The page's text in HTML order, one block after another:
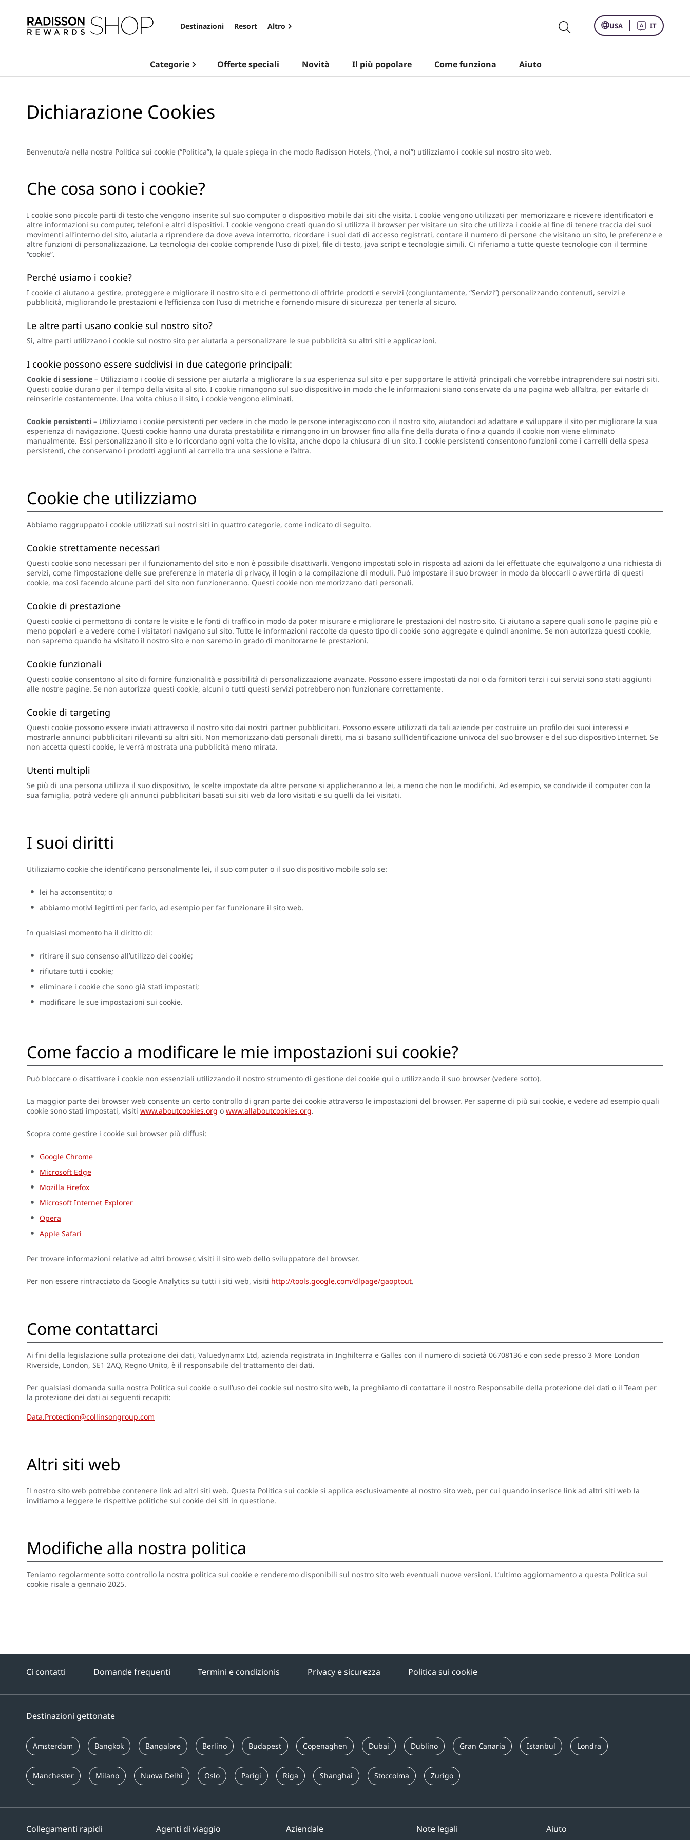
Destinazioni Resort Altro USA IT
Categorie Offerte speciali Novità Il più popolare Come funziona Aiuto
Dichiarazione Cookies
Benvenuto/a nella nostra Politica sui cookie (“Politica”), la quale spiega in che modo Radisson Hotels, (“noi, a noi”) utilizziamo i cookie sul nostro sito web.
Che cosa sono i cookie?
I cookie sono piccole parti di testo che vengono inserite sul suo computer o dispositivo mobile dai siti che visita. I cookie vengono utilizzati per memorizzare e ricevere identificatori e
altre informazioni su computer, telefoni e altri dispositivi. I cookie vengono creati quando si utilizza il browser per visitare un sito che utilizza i cookie al fine di tenere traccia dei suoi
movimenti all’interno del sito, aiutarla a riprendere da dove aveva interrotto, ricordare i suoi dati di accesso registrati, contare il numero di persone che visitano un sito, le preferenze e
altre funzioni di personalizzazione. La tecnologia dei cookie comprende l’uso di pixel, file di testo, java script e tecnologie simili. Ci riferiamo a tutte queste tecnologie con il termine
“cookie”.
Perché usiamo i cookie?
I cookie ci aiutano a gestire, proteggere e migliorare il nostro sito e ci permettono di offrirle prodotti e servizi (congiuntamente, “Servizi”) personalizzando contenuti, servizi e
pubblicità, migliorando le prestazioni e l’efficienza con l’uso di metriche e fornendo misure di sicurezza per tenerla al sicuro.
Le altre parti usano cookie sul nostro sito?
Sì, altre parti utilizzano i cookie sul nostro sito per aiutarla a personalizzare le sue pubblicità su altri siti e applicazioni.
I cookie possono essere suddivisi in due categorie principali:
Cookie di sessione – Utilizziamo i cookie di sessione per aiutarla a migliorare la sua esperienza sul sito e per supportare le attività principali che vorrebbe intraprendere sui nostri siti.
Questi cookie durano per il tempo della visita al sito. I cookie rimangono sul suo dispositivo in modo che le informazioni siano conservate da una pagina web all’altra, per evitarle di
reinserirle costantemente. Una volta chiuso il sito, i cookie vengono eliminati.
Cookie persistenti – Utilizziamo i cookie persistenti per vedere in che modo le persone interagiscono con il nostro sito, aiutandoci ad adattare e sviluppare il sito per migliorare la sua
esperienza di navigazione. Questi cookie hanno una durata prestabilita e rimangono in un browser fino alla fine della durata o fino a quando il cookie non viene eliminato
manualmente. Essi personalizzano il sito e lo ricordano ogni volta che lo visita, anche dopo la chiusura di un sito. I cookie persistenti consentono funzioni come i carrelli della spesa
persistenti, che conservano i prodotti aggiunti al carrello tra una sessione e l’altra.
Cookie che utilizziamo
Abbiamo raggruppato i cookie utilizzati sui nostri siti in quattro categorie, come indicato di seguito.
Cookie strettamente necessari
Questi cookie sono necessari per il funzionamento del sito e non è possibile disattivarli. Vengono impostati solo in risposta ad azioni da lei effettuate che equivalgono a una richiesta di
servizi, come l’impostazione delle sue preferenze in materia di privacy, il login o la compilazione di moduli. Può impostare il suo browser in modo da bloccarli o avvertirla di questi
cookie, ma così facendo alcune parti del sito non funzioneranno. Questi cookie non memorizzano dati personali.
Cookie di prestazione
Questi cookie ci permettono di contare le visite e le fonti di traffico in modo da poter misurare e migliorare le prestazioni del nostro sito. Ci aiutano a sapere quali sono le pagine più e
meno popolari e a vedere come i visitatori navigano sul sito. Tutte le informazioni raccolte da questo tipo di cookie sono aggregate e quindi anonime. Se non autorizza questi cookie,
non sapremo quando ha visitato il nostro sito e non saremo in grado di monitorarne le prestazioni.
Cookie funzionali
Questi cookie consentono al sito di fornire funzionalità e possibilità di personalizzazione avanzate. Possono essere impostati da noi o da fornitori terzi i cui servizi sono stati aggiunti
alle nostre pagine. Se non autorizza questi cookie, alcuni o tutti questi servizi potrebbero non funzionare correttamente.
Cookie di targeting
Questi cookie possono essere inviati attraverso il nostro sito dai nostri partner pubblicitari. Possono essere utilizzati da tali aziende per costruire un profilo dei suoi interessi e
mostrarle annunci pubblicitari rilevanti su altri siti. Non memorizzano dati personali diretti, ma si basano sull’identificazione univoca del suo browser e del suo dispositivo Internet. Se
non accetta questi cookie, le verrà mostrata una pubblicità meno mirata.
Utenti multipli
Se più di una persona utilizza il suo dispositivo, le scelte impostate da altre persone si applicheranno a lei, a meno che non le modifichi. Ad esempio, se condivide il computer con la
sua famiglia, potrà vedere gli annunci pubblicitari basati sui siti web da loro visitati e su quelli da lei visitati.
I suoi diritti
Utilizziamo cookie che identificano personalmente lei, il suo computer o il suo dispositivo mobile solo se:
lei ha acconsentito; o
abbiamo motivi legittimi per farlo, ad esempio per far funzionare il sito web.
In qualsiasi momento ha il diritto di:
ritirare il suo consenso all’utilizzo dei cookie;
rifiutare tutti i cookie;
eliminare i cookie che sono già stati impostati;
modificare le sue impostazioni sui cookie.
Come faccio a modificare le mie impostazioni sui cookie?
Può bloccare o disattivare i cookie non essenziali utilizzando il nostro strumento di gestione dei cookie qui o utilizzando il suo browser (vedere sotto).
La maggior parte dei browser web consente un certo controllo di gran parte dei cookie attraverso le impostazioni del browser. Per saperne di più sui cookie, e vedere ad esempio quali
cookie sono stati impostati, visiti www.aboutcookies.org o www.allaboutcookies.org.
Scopra come gestire i cookie sui browser più diffusi:
Google Chrome
Microsoft Edge
Mozilla Firefox
Microsoft Internet Explorer
Opera
Apple Safari
Per trovare informazioni relative ad altri browser, visiti il sito web dello sviluppatore del browser.
Per non essere rintracciato da Google Analytics su tutti i siti web, visiti http://tools.google.com/dlpage/gaoptout.
Come contattarci
Ai fini della legislazione sulla protezione dei dati, Valuedynamx Ltd, azienda registrata in Inghilterra e Galles con il numero di società 06708136 e con sede presso 3 More London
Riverside, London, SE1 2AQ, Regno Unito, è il responsabile del trattamento dei dati.
Per qualsiasi domanda sulla nostra Politica sui cookie o sull’uso dei cookie sul nostro sito web, la preghiamo di contattare il nostro Responsabile della protezione dei dati o il Team per
la protezione dei dati ai seguenti recapiti:
Data.Protection@collinsongroup.com
Altri siti web
Il nostro sito web potrebbe contenere link ad altri siti web. Questa Politica sui cookie si applica esclusivamente al nostro sito web, per cui quando inserisce link ad altri siti web la
invitiamo a leggere le rispettive politiche sui cookie dei siti in questione.
Modifiche alla nostra politica
Teniamo regolarmente sotto controllo la nostra politica sui cookie e renderemo disponibili sul nostro sito web eventuali nuove versioni. L’ultimo aggiornamento a questa Politica sui
cookie risale a gennaio 2025.
Ci contatti Domande frequenti Termini e condizionis Privacy e sicurezza Politica sui cookie
Destinazioni gettonate
Amsterdam Bangkok Bangalore Berlino Budapest Copenaghen Dubai Dublino Gran Canaria Istanbul Londra
Manchester Milano Nuova Delhi Oslo Parigi Riga Shanghai Stoccolma Zurigo
Collegamenti rapidi Agenti di viaggio Aziendale Note legali Aiuto